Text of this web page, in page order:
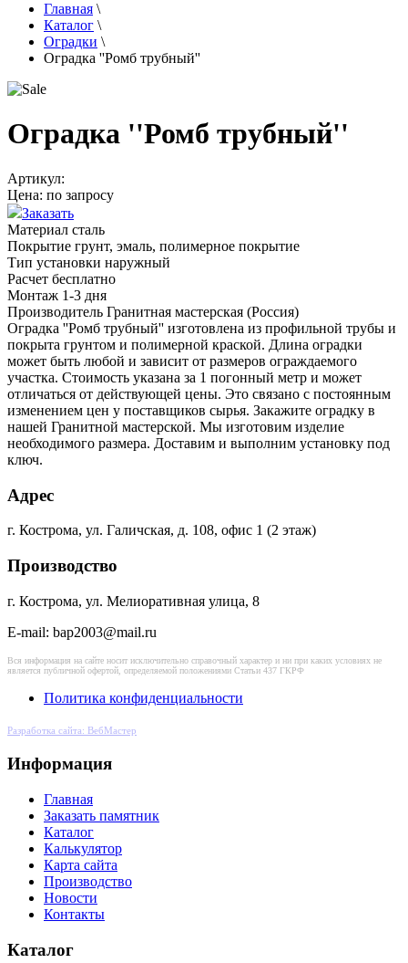
Главная \
Каталог \
Оградки \
Оградка ''Ромб трубный''
Оградка ''Ромб трубный''
Артикул:
Цена: по запросу
Заказать
Материал сталь
Покрытие грунт, эмаль, полимерное покрытие
Тип установки наружный
Расчет бесплатно
Монтаж 1-3 дня
Производитель Гранитная мастерская (Россия)
Оградка ''Ромб трубный'' изготовлена из профильной трубы и
покрыта грунтом и полимерной краской. Длина оградки
может быть любой и зависит от размеров ограждаемого
участка. Стоимость указана за 1 погонный метр и может
отличаться от действующей цены. Это связано с постоянным
изменением цен у поставщиков сырья. Закажите оградку в
нашей Гранитной мастерской. Мы изготовим изделие
необходимого размера. Доставим и выполним установку под
ключ.
Адрес
г. Кострома, ул. Галичская, д. 108, офис 1 (2 этаж)
Производство
г. Кострома, ул. Мелиоративная улица, 8
E-mail: bap2003@mail.ru
Вся информация на сайте носит исключительно справочный характер и ни при каких условиях не
является публичной офертой, определяемой положениями Статьи 437 ГКРФ
Политика конфиденциальности
Разработка сайта: ВебМастер
Информация
Главная
Заказать памятник
Каталог
Калькулятор
Карта сайта
Производство
Новости
Контакты
Каталог